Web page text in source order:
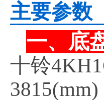
主要参数
一、底
十铃